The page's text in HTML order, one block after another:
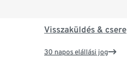
Visszaküldés & csere
30 napos elállási jog